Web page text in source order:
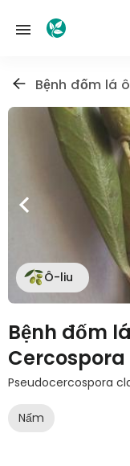
Bệnh đốm lá
Ô-liu
Bệnh đốm
Cercospora
Pseudocercospora
Nấm